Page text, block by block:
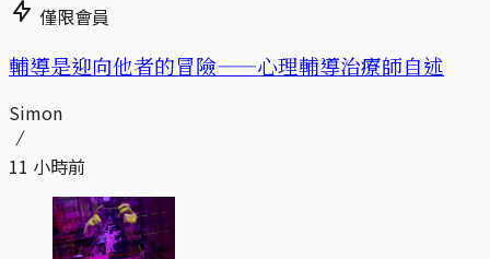
僅限會員
輔導是迎向他者的冒險——心理輔導治療師自述
Simon
11 小時前